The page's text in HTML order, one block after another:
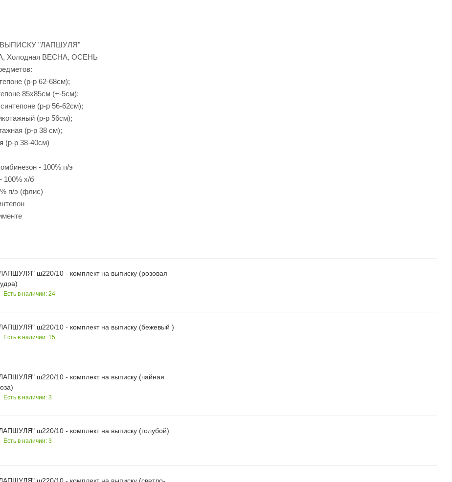
"ЛАПШУЛЯ"
Холодная ВЕСНА, ОСЕНЬ
(р-р 62-68см);
85х85см (+-5см);
(р-р 56-62см);
(р-р 56см);
(р-р 38 см);
(р-р 38-40см)
- 100% п/э
100% х/б
п/э (флис)
ш220/10 - комплект на выписку (розовая
Есть в наличии: 24
ш220/10 - комплект на выписку (бежевый )
Есть в наличии: 15
ш220/10 - комплект на выписку (чайная
Есть в наличии: 3
ш220/10 - комплект на выписку (голубой)
Есть в наличии: 3